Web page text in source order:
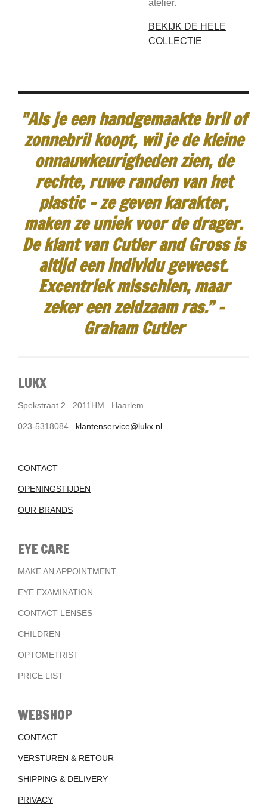
atelier.
BEKIJK DE HELE
COLLECTIE
"Als je een handgemaakte bril of
zonnebril koopt, wil je de kleine
onnauwkeurigheden zien, de
rechte, ruwe randen van het
plastic - ze geven karakter,
maken ze uniek voor de drager.
De klant van Cutler and Gross is
altijd een individu geweest.
Excentriek misschien, maar
zeker een zeldzaam ras.” -
Graham Cutler
LUKX
Spekstraat 2 . 2011HM . Haarlem
023-5318084 . klantenservice@lukx.nl
CONTACT
OPENINGSTIJDEN
OUR BRANDS
EYE CARE
MAKE AN APPOINTMENT
EYE EXAMINATION
CONTACT LENSES
CHILDREN
OPTOMETRIST
PRICE LIST
WEBSHOP
CONTACT
VERSTUREN & RETOUR
SHIPPING & DELIVERY
PRIVACY